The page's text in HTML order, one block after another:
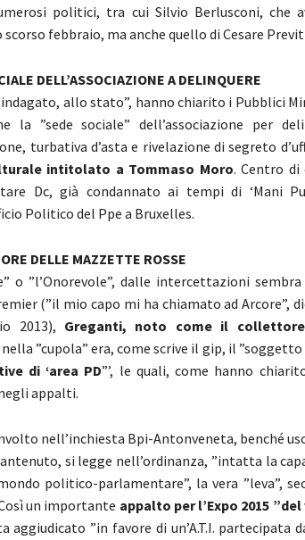
politici, tra cui Silvio Berlusconi, che
febbraio, ma anche quello di Cesare
DELL’ASSOCIAZIONE A DELINQUERE
indagato, allo stato”, hanno chiarito i Pubblici
”sede sociale” dell’associazione per
turbativa d’asta e rivelazione di segreto
intitolato a Tommaso Moro. Centro di
Dc, già condannato ai tempi di ‘Mani
Politico del Ppe a Bruxelles.
DELLE MAZZETTE ROSSE
o ”l’Onorevole”, dalle intercettazioni sembra
(”il mio capo mi ha chiamato ad Arcore”,
2013), Greganti, noto come il
”cupola” era, come scrive il gip, il
di ‘area PD”’, le quali, come hanno
appalti.
nell’inchiesta Bpi-Antonveneta, benché
si legge nell’ordinanza, ”intatta la
politico-parlamentare”, la vera ”leva”,
un importante appalto per l’Expo 2015
aggiudicato ”in favore di un’A.T.I. partecipata